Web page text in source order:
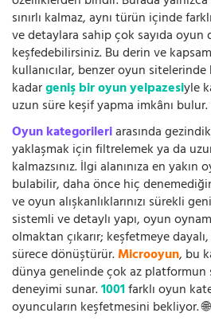
sınırlı kalmaz, aynı türün içinde
ve detaylara sahip çok sayıda oyun
keşfedebilirsiniz. Bu derin ve
kullanıcılar, benzer oyun sitelerinde
kadargeniş bir oyun yelpazesiyle
uzun süre keşif yapma imkânı
Oyun kategorileriarasında
yaklaşmak için filtrelemek ya da
kalmazsınız. İlgi alanınıza en yakın
bulabilir, daha önce hiç
ve oyun alışkanlıklarınızı sürekli
sistemli ve detaylı yapı, oyun
olmaktan çıkarır; keşfetmeye
sürece dönüştürür.Microoyun, bu
dünya genelinde çok az
deneyimi sunar.1001farklı oyun
oyuncuların keşfetmesini bekliyor.